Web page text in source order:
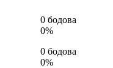
0 бодова
0%
0 бодова
0%